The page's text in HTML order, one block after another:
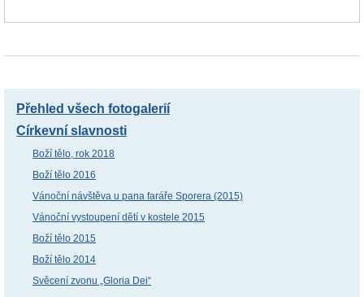
Přehled všech fotogalerií
Církevní slavnosti
Boží tělo, rok 2018
Boží tělo 2016
Vánoční návštěva u pana faráře Sporera (2015)
Vánoční vystoupení dětí v kostele 2015
Boží tělo 2015
Boží tělo 2014
Svěcení zvonu „Gloria Dei“